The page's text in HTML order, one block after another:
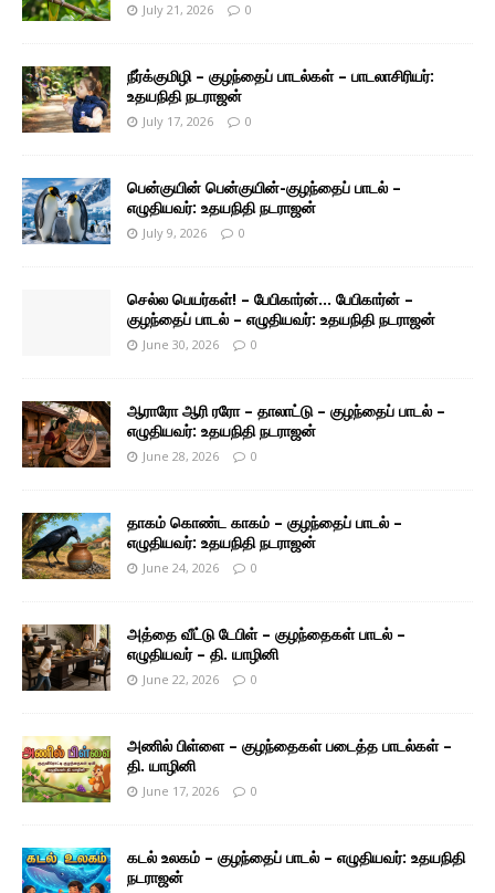
July 21, 2026 0
நீர்க்குமிழி – குழந்தைப் பாடல்கள் – பாடலாசிரியர்:
உதயநிதி நடராஜன்
July 17, 2026 0
பென்குயின் பென்குயின்-குழந்தைப் பாடல் –
எழுதியவர்: உதயநிதி நடராஜன்
July 9, 2026 0
செல்ல பெயர்கள்! – பேபிகார்ன்… பேபிகார்ன் –
குழந்தைப் பாடல் – எழுதியவர்: உதயநிதி நடராஜன்
June 30, 2026 0
ஆராரோ ஆரி ரரோ – தாலாட்டு – குழந்தைப் பாடல் –
எழுதியவர்: உதயநிதி நடராஜன்
June 28, 2026 0
தாகம் கொண்ட காகம் – குழந்தைப் பாடல் –
எழுதியவர்: உதயநிதி நடராஜன்
June 24, 2026 0
அத்தை வீட்டு டேபிள் – குழந்தைகள் பாடல் –
எழுதியவர் – தி. யாழினி
June 22, 2026 0
அணில் பிள்ளை – குழந்தைகள் படைத்த பாடல்கள் –
தி. யாழினி
June 17, 2026 0
கடல் உலகம் – குழந்தைப் பாடல் – எழுதியவர்: உதயநிதி
நடராஜன்